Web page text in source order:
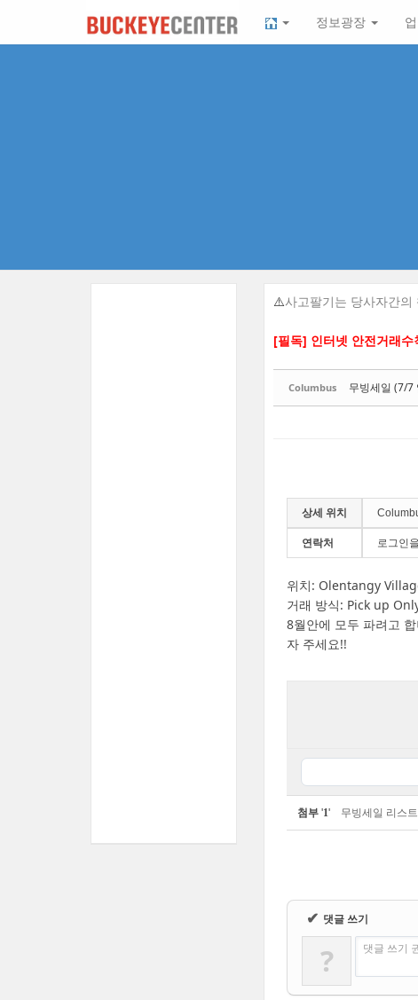
바
뉴
토
정보광장
⚠️사고팔기는 당사자간
[필독] 인터넷 안전거래
Columbus 무빙세일 (7/7
상세 위치
연락처 로그인
위치: Olentangy
거래 방식: Pick up
8월안에 모두 파려고
자 주세요!!
첨부 '1' 무빙세일 리스
✔ 댓글 쓰기
? 댓글 쓰기